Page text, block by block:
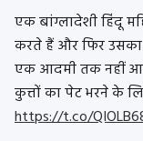
एक बांग्लादेशी हिंदू
करते हैं और फिर उसका
एक आदमी तक नहीं
कुत्तों का पेट भरने के
https://t.co/